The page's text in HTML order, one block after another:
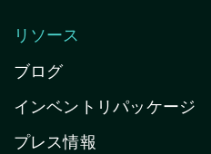
リソース
ブログ
インベントリパッケージ
プレス情報